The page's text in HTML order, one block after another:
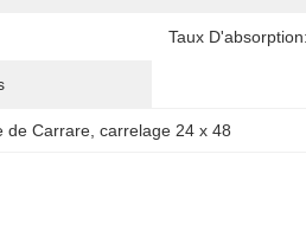
Taux D'absorption:
de Carrare, carrelage 24 x 48